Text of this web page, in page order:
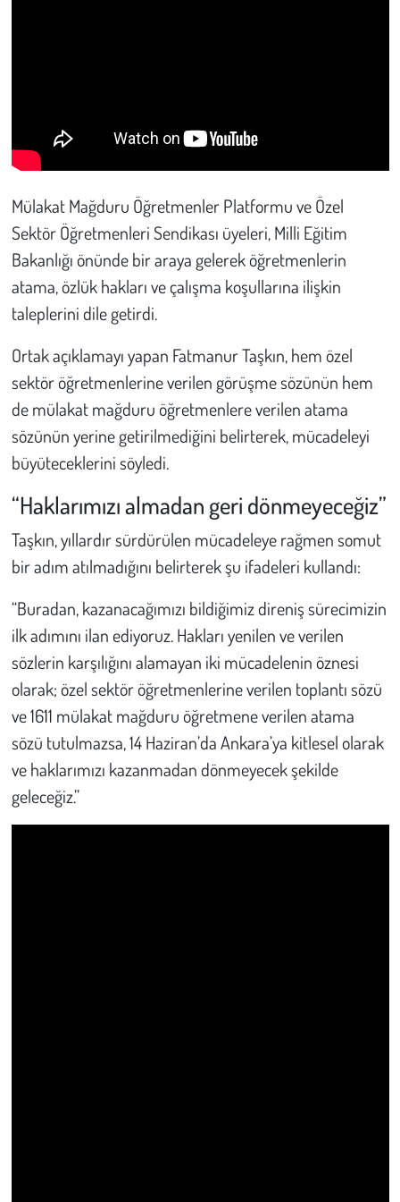
Mülakat Mağduru Öğretmenler Platformu ve Özel
Sektör Öğretmenleri Sendikası üyeleri, Milli Eğitim
Bakanlığı önünde bir araya gelerek öğretmenlerin
atama, özlük hakları ve çalışma koşullarına ilişkin
taleplerini dile getirdi.
Ortak açıklamayı yapan Fatmanur Taşkın, hem özel
sektör öğretmenlerine verilen görüşme sözünün hem
de mülakat mağduru öğretmenlere verilen atama
sözünün yerine getirilmediğini belirterek, mücadeleyi
büyüteceklerini söyledi.
“Haklarımızı almadan geri dönmeyeceğiz”
Taşkın, yıllardır sürdürülen mücadeleye rağmen somut
bir adım atılmadığını belirterek şu ifadeleri kullandı:
“Buradan, kazanacağımızı bildiğimiz direniş sürecimizin
ilk adımını ilan ediyoruz. Hakları yenilen ve verilen
sözlerin karşılığını alamayan iki mücadelenin öznesi
olarak; özel sektör öğretmenlerine verilen toplantı sözü
ve 1611 mülakat mağduru öğretmene verilen atama
sözü tutulmazsa, 14 Haziran’da Ankara’ya kitlesel olarak
ve haklarımızı kazanmadan dönmeyecek şekilde
geleceğiz.”